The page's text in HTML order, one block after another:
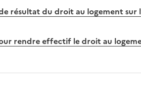
résultat du droit au logement sur
rendre effectif le droit au